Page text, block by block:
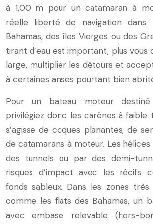
à 1,00 m pour un catamaran à
réelle liberté de navigation dans
Bahamas, des îles Vierges ou des
tirant d’eau est important, plus vous
large, multiplier les détours et
à certaines anses pourtant bien
Pour un bateau moteur destiné
privilégiez donc les carènes à faible
s’agisse de coques planantes, de
de catamarans à moteur. Les
des tunnels ou par des demi-
risques d’impact avec les récifs
fonds sableux. Dans les zones
comme les flats des Bahamas, un
avec embase relevable (hors-